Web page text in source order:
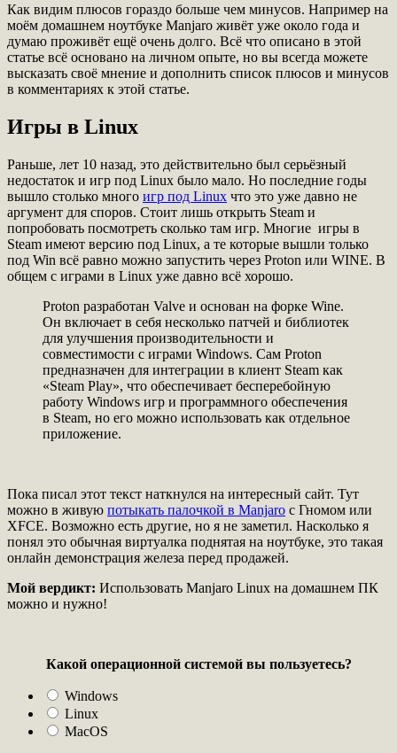
Как видим плюсов гораздо больше чем минусов. Например на
моём домашнем ноутбуке Manjaro живёт уже около года и
думаю проживёт ещё очень долго. Всё что описано в этой
статье всё основано на личном опыте, но вы всегда можете
высказать своё мнение и дополнить список плюсов и минусов
в комментариях к этой статье.
Игры в Linux
Раньше, лет 10 назад, это действительно был серьёзный
недостаток и игр под Linux было мало. Но последние годы
вышло столько много игр под Linux что это уже давно не
аргумент для споров. Стоит лишь открыть Steam и
попробовать посмотреть сколько там игр. Многие игры в
Steam имеют версию под Linux, а те которые вышли только
под Win всё равно можно запустить через Proton или WINE. В
общем с играми в Linux уже давно всё хорошо.
Proton разработан Valve и основан на форке Wine.
Он включает в себя несколько патчей и библиотек
для улучшения производительности и
совместимости с играми Windows. Сам Proton
предназначен для интеграции в клиент Steam как
«Steam Play», что обеспечивает бесперебойную
работу Windows игр и программного обеспечения
в Steam, но его можно использовать как отдельное
приложение.
Пока писал этот текст наткнулся на интересный сайт. Тут
можно в живую потыкать палочкой в Manjaro с Гномом или
XFCE. Возможно есть другие, но я не заметил. Насколько я
понял это обычная виртуалка поднятая на ноутбуке, это такая
онлайн демонстрация железа перед продажей.
Мой вердикт: Использовать Manjaro Linux на домашнем ПК
можно и нужно!
Какой операционной системой вы пользуетесь?
Windows
Linux
MacOS